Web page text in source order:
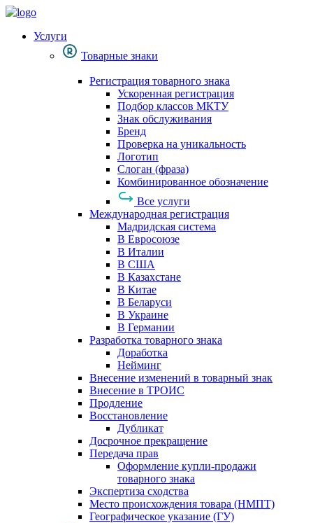
Услуги
Товарные знаки
Регистрация товарного знака
Ускоренная регистрация
Подбор классов МКТУ
Знак обслуживания
Бренд
Проверка на уникальность
Логотип
Слоган (фраза)
Комбинированное обозначение
Все услуги
Международная регистрация
Мадридская система
В Евросоюзе
В Италии
В США
В Казахстане
В Китае
В Беларуси
В Украине
В Германии
Разработка товарного знака
Доработка
Нейминг
Внесение изменений в товарный знак
Внесение в ТРОИС
Продление
Восстановление
Дубликат
Досрочное прекращение
Передача прав
Оформление купли-продажи
товарного знака
Экспертиза сходства
Место происхождения товара (НМПТ)
Географическое указание (ГУ)